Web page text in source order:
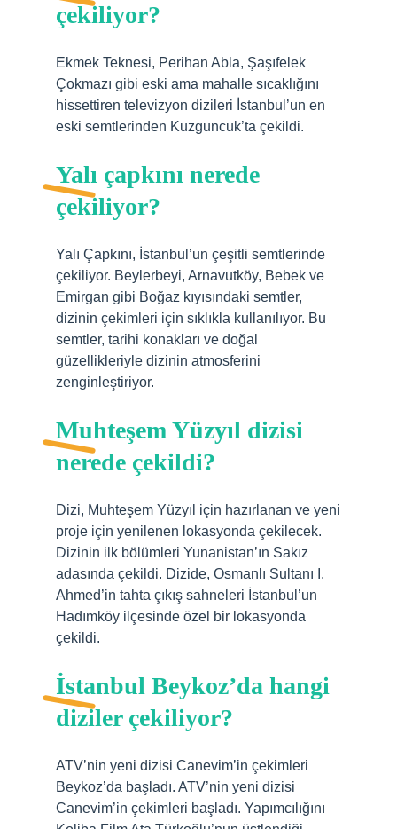
çekiliyor?
Ekmek Teknesi, Perihan Abla, Şaşıfelek
Çokmazı gibi eski ama mahalle sıcaklığını
hissettiren televizyon dizileri İstanbul’un en
eski semtlerinden Kuzguncuk’ta çekildi.
Yalı çapkını nerede
çekiliyor?
Yalı Çapkını, İstanbul’un çeşitli semtlerinde
çekiliyor. Beylerbeyi, Arnavutköy, Bebek ve
Emirgan gibi Boğaz kıyısındaki semtler,
dizinin çekimleri için sıklıkla kullanılıyor. Bu
semtler, tarihi konakları ve doğal
güzellikleriyle dizinin atmosferini
zenginleştiriyor.
Muhteşem Yüzyıl dizisi
nerede çekildi?
Dizi, Muhteşem Yüzyıl için hazırlanan ve yeni
proje için yenilenen lokasyonda çekilecek.
Dizinin ilk bölümleri Yunanistan’ın Sakız
adasında çekildi. Dizide, Osmanlı Sultanı I.
Ahmed’in tahta çıkış sahneleri İstanbul’un
Hadımköy ilçesinde özel bir lokasyonda
çekildi.
İstanbul Beykoz’da hangi
diziler çekiliyor?
ATV’nin yeni dizisi Canevim’in çekimleri
Beykoz’da başladı. ATV’nin yeni dizisi
Canevim’in çekimleri başladı. Yapımcılığını